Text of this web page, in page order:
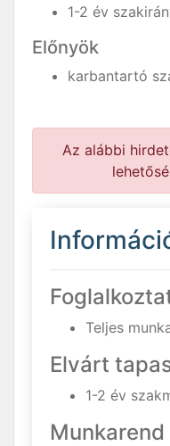
1-2 év
Előnyök
karbantartó
Az alábbi
Teljes
Elvárt
1-2 év
Munkarend